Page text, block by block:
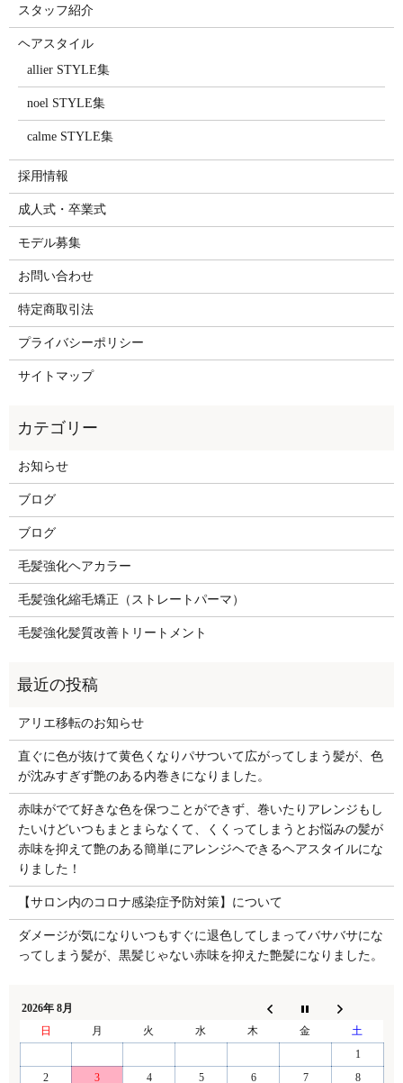
スタッフ紹介
ヘアスタイル
allier STYLE集
noel STYLE集
calme STYLE集
採用情報
成人式・卒業式
モデル募集
お問い合わせ
特定商取引法
プライバシーポリシー
サイトマップ
お知らせ
ブログ
ブログ
毛髪強化ヘアカラー
毛髪強化縮毛矯正（ストレートパーマ）
毛髪強化髪質改善トリートメント
アリエ移転のお知らせ
直ぐに色が抜けて黄色くなりパサついて広がってしまう髪が、色
が沈みすぎず艶のある内巻きになりました。
赤味がでて好きな色を保つことができず、巻いたりアレンジもし
たいけどいつもまとまらなくて、くくってしまうとお悩みの髪が
赤味を抑えて艶のある簡単にアレンジヘできるヘアスタイルにな
りました！
【サロン内のコロナ感染症予防対策】について
ダメージが気になりいつもすぐに退色してしまってバサバサにな
ってしまう髪が、黒髪じゃない赤味を抑えた艶髪になりました。
2026年 8月
日
月 火 水 木 金
土
1
2
3 4 5 6 7 8